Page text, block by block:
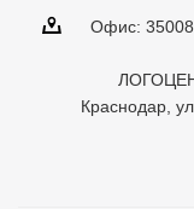
Офис:
Краснодар,